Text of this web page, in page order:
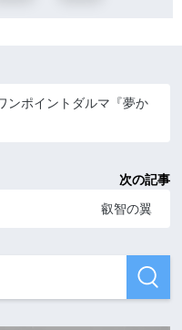
ンポイントダルマ『夢か
次の記事
叡智の翼